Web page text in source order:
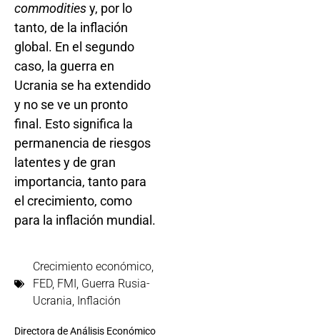
commoditiesy, por lo
tanto, de la inflación
global. En el segundo
caso, la guerra en
Ucrania se ha extendido
y no se ve un pronto
final. Esto significa la
permanencia de riesgos
latentes y de gran
importancia, tanto para
el crecimiento, como
para la inflación mundial.
Crecimiento económico,
FED, FMI, Guerra Rusia-
Ucrania, Inflación
Directora de Análisis Económico